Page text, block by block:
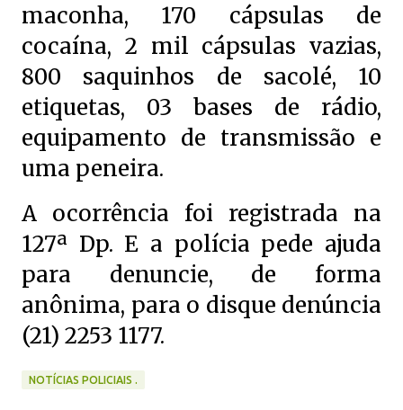
maconha, 170 cápsulas de
cocaína, 2 mil cápsulas vazias,
800 saquinhos de sacolé, 10
etiquetas, 03 bases de rádio,
equipamento de transmissão e
uma peneira.
A ocorrência foi registrada na
127ª Dp. E a polícia pede ajuda
para denuncie, de forma
anônima, para o disque denúncia
(21) 2253 1177.
NOTÍCIAS POLICIAIS .